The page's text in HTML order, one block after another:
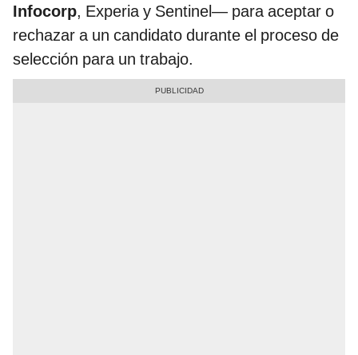
Infocorp, Experia y Sentinel— para aceptar o
rechazar a un candidato durante el proceso de
selección para un trabajo.